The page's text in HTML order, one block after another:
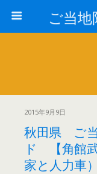
ご当地
2015年9月9日
秋田県 ご
ド 【角館
家と人力車）